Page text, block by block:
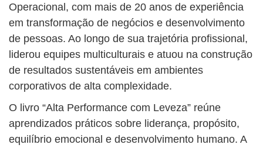
Operacional, com mais de 20 anos de experiência
em transformação de negócios e desenvolvimento
de pessoas. Ao longo de sua trajetória profissional,
liderou equipes multiculturais e atuou na construção
de resultados sustentáveis em ambientes
corporativos de alta complexidade.
O livro “Alta Performance com Leveza” reúne
aprendizados práticos sobre liderança, propósito,
equilíbrio emocional e desenvolvimento humano. A